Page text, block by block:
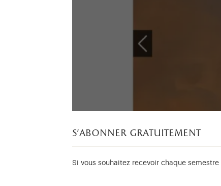
s’abonner gratuitement
Si vous souhaitez recevoir chaque semestre